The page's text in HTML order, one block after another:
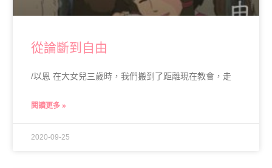
從論斷到自由
/以恩 在大女兒三歲時，我們搬到了距離現在教會，走
閱讀更多 »
2020-09-25